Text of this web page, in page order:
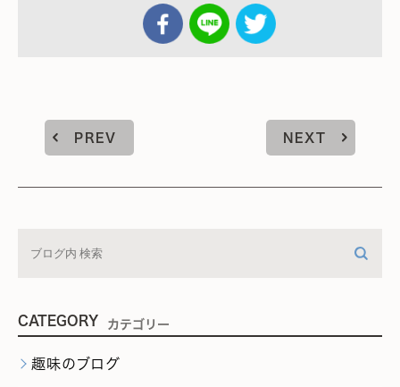
PREV NEXT
CATEGORY カテゴリー
趣味のブログ